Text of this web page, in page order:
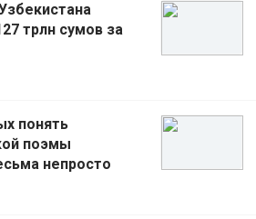
трлн сумов за
понять
поэмы
непросто